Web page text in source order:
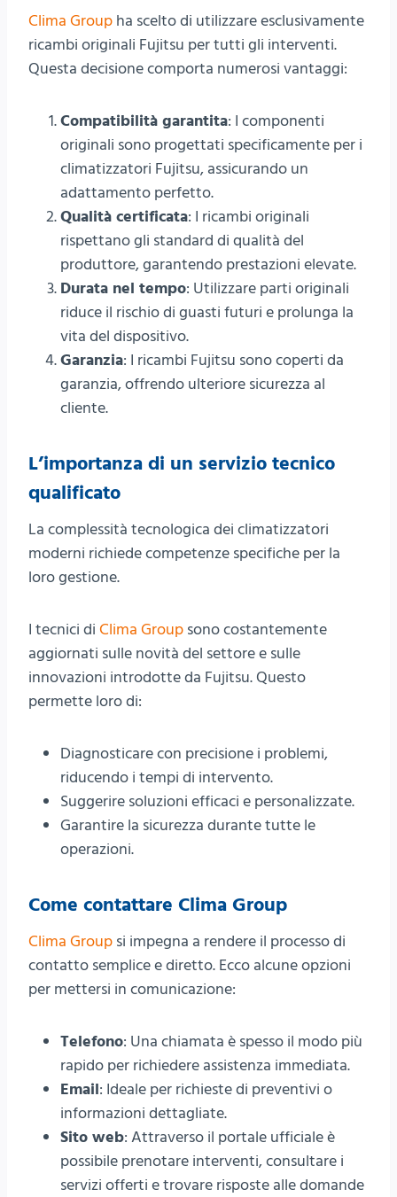
Clima Group ha scelto di utilizzare esclusivamente
ricambi originali Fujitsu per tutti gli interventi.
Questa decisione comporta numerosi vantaggi:
Compatibilità garantita: I componenti
originali sono progettati specificamente per i
climatizzatori Fujitsu, assicurando un
adattamento perfetto.
Qualità certificata: I ricambi originali
rispettano gli standard di qualità del
produttore, garantendo prestazioni elevate.
Durata nel tempo: Utilizzare parti originali
riduce il rischio di guasti futuri e prolunga la
vita del dispositivo.
Garanzia: I ricambi Fujitsu sono coperti da
garanzia, offrendo ulteriore sicurezza al
cliente.
L’importanza di un servizio tecnico
qualificato
La complessità tecnologica dei climatizzatori
moderni richiede competenze specifiche per la
loro gestione.
I tecnici di Clima Group sono costantemente
aggiornati sulle novità del settore e sulle
innovazioni introdotte da Fujitsu. Questo
permette loro di:
Diagnosticare con precisione i problemi,
riducendo i tempi di intervento.
Suggerire soluzioni efficaci e personalizzate.
Garantire la sicurezza durante tutte le
operazioni.
Come contattare Clima Group
Clima Group si impegna a rendere il processo di
contatto semplice e diretto. Ecco alcune opzioni
per mettersi in comunicazione:
Telefono: Una chiamata è spesso il modo più
rapido per richiedere assistenza immediata.
Email: Ideale per richieste di preventivi o
informazioni dettagliate.
Sito web: Attraverso il portale ufficiale è
possibile prenotare interventi, consultare i
servizi offerti e trovare risposte alle domande